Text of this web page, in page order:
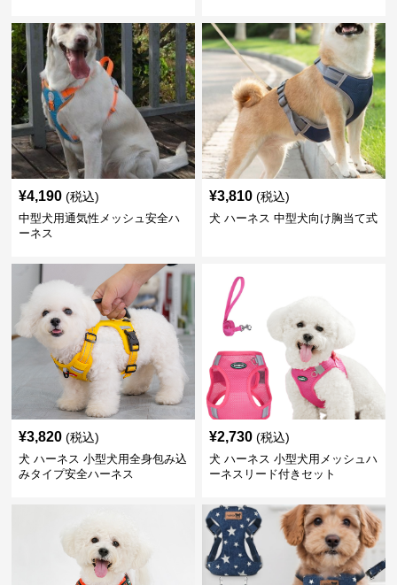
¥4,190 (税込)
中型犬用通気性メッシュ安全ハ
ーネス
¥3,810 (税込)
犬 ハーネス 中型犬向け胸当て式
¥3,820 (税込)
犬 ハーネス 小型犬用全身包み込
みタイプ安全ハーネス
¥2,730 (税込)
犬 ハーネス 小型犬用メッシュハ
ーネスリード付きセット